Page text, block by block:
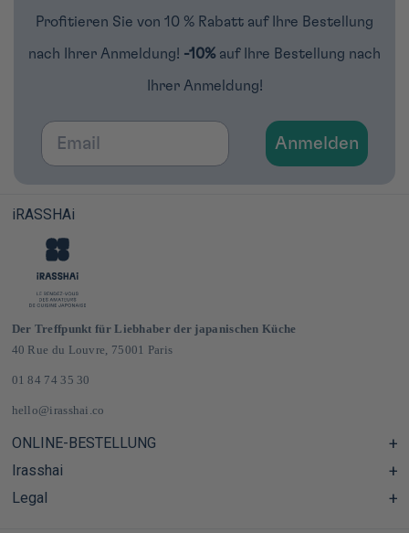
Profitieren Sie von 10 % Rabatt auf Ihre Bestellung
nach Ihrer Anmeldung! -10% auf Ihre Bestellung nach
Ihrer Anmeldung!
Email
Anmelden
iRASSHAi
Der Treffpunkt für Liebhaber der japanischen Küche
40 Rue du Louvre, 75001 Paris
01 84 74 35 30
hello@irasshai.co
ONLINE-BESTELLUNG
Hilfezentrum & FAQ
Lieferung und Versandkosten in Frankreich und Europa
Irasshai
Öffnungszeiten in der Rue du Louvre 40, Paris
Legal